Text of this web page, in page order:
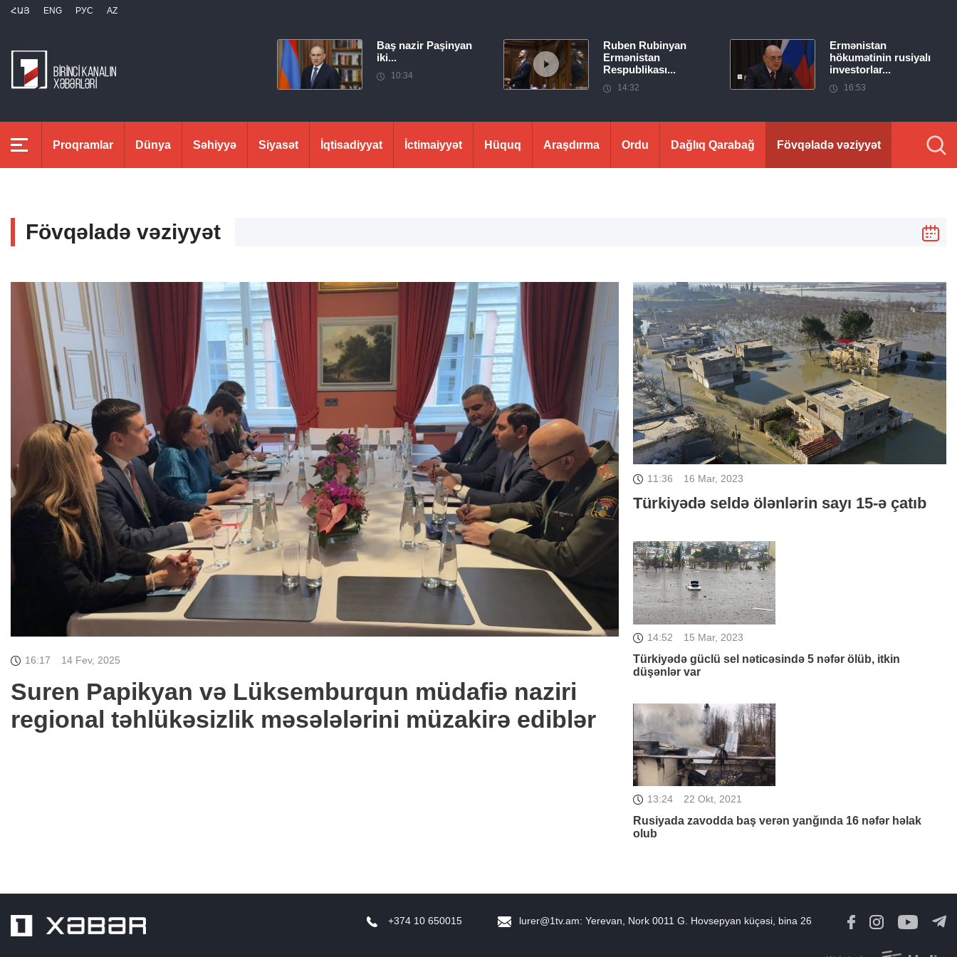
ՀԱՅ ENG РУС AZ
Baş nazir Paşinyan
iki...
10:34
Ruben Rubinyan
Ermənistan
Respublikası...
14:32
Ermənistan
hökumətinin rusiyalı
investorlar...
16:53
Proqramlar Dünya Səhiyyə Siyasət İqtisadiyyat İctimaiyyət Hüquq Araşdırma Ordu Dağlıq Qarabağ Fövqəladə vəziyyət
Fövqəladə vəziyyət
16:17 14 Fev, 2025
Suren Papikyan və Lüksemburqun müdafiə naziri
regional təhlükəsizlik məsələlərini müzakirə ediblər
11:36 16 Mar, 2023
Türkiyədə seldə ölənlərin sayı 15-ə çatıb
14:52 15 Mar, 2023
Türkiyədə güclü sel nəticəsində 5 nəfər ölüb, itkin
düşənlər var
13:24 22 Okt, 2021
Rusiyada zavodda baş verən yanğında 16 nəfər həlak
olub
lurer@1tv.am: Yerevan, Nork 0011 G. Hovsepyan küçəsi, bina 26
+374 10 650015